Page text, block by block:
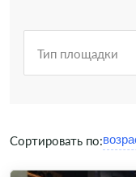
Тип площадки
Сортировать по: